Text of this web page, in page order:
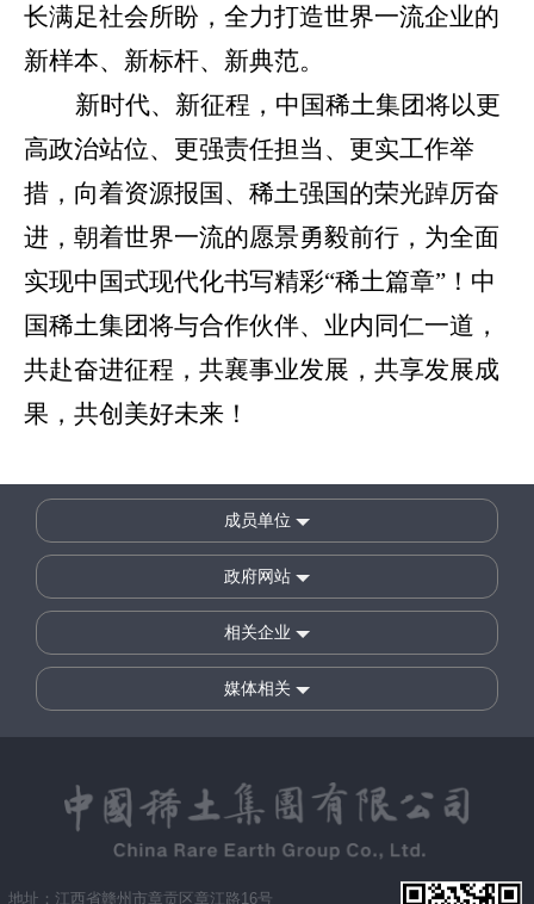
长满足社会所盼，全力打造世界一流企业的
新样本、新标杆、新典范。
新时代、新征程，中国稀土集团将以更
高政治站位、更强责任担当、更实工作举
措，向着资源报国、稀土强国的荣光踔厉奋
进，朝着世界一流的愿景勇毅前行，为全面
实现中国式现代化书写精彩“稀土篇章”！中
国稀土集团将与合作伙伴、业内同仁一道，
共赴奋进征程，共襄事业发展，共享发展成
果，共创美好未来！
成员单位
政府网站
相关企业
媒体相关
地址：江西省赣州市章贡区章江路16号